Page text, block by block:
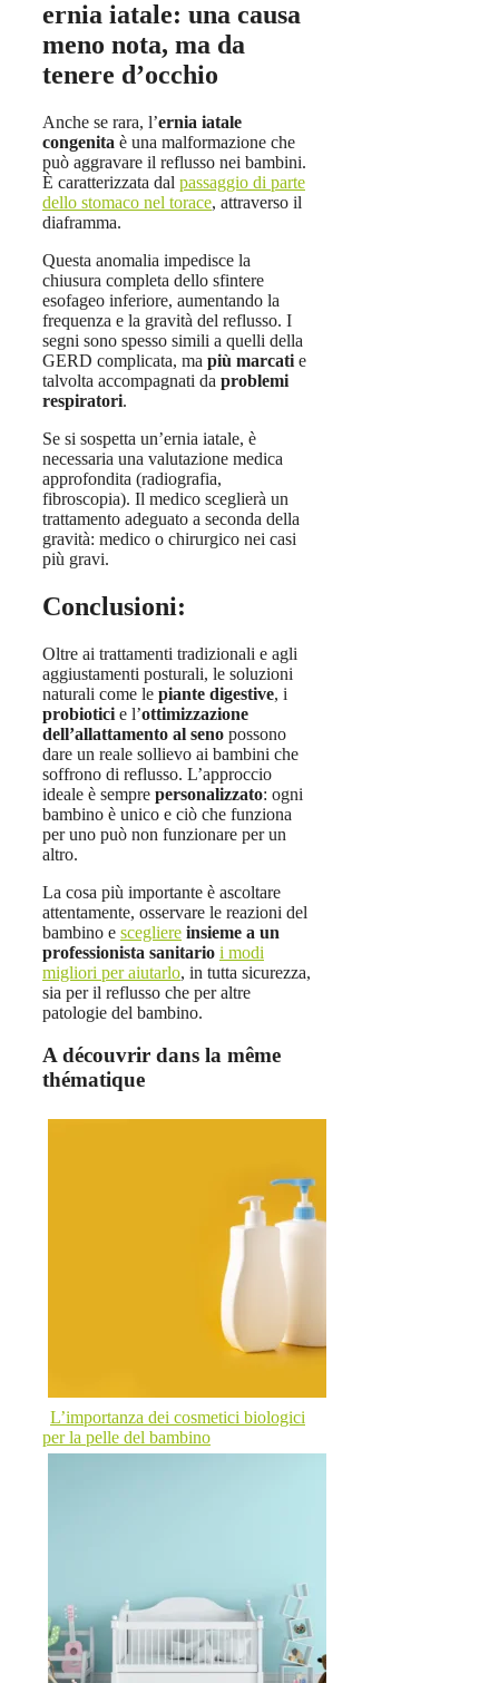
ernia iatale: una causa
meno nota, ma da
tenere d’occhio
Anche se rara, l’ernia iatale
congenita è una malformazione che
può aggravare il reflusso nei bambini.
È caratterizzata dal passaggio di parte
dello stomaco nel torace, attraverso il
diaframma.
Questa anomalia impedisce la
chiusura completa dello sfintere
esofageo inferiore, aumentando la
frequenza e la gravità del reflusso. I
segni sono spesso simili a quelli della
GERD complicata, ma più marcati e
talvolta accompagnati da problemi
respiratori.
Se si sospetta un’ernia iatale, è
necessaria una valutazione medica
approfondita (radiografia,
fibroscopia). Il medico sceglierà un
trattamento adeguato a seconda della
gravità: medico o chirurgico nei casi
più gravi.
Conclusioni:
Oltre ai trattamenti tradizionali e agli
aggiustamenti posturali, le soluzioni
naturali come le piante digestive, i
probiotici e l’ottimizzazione
dell’allattamento al seno possono
dare un reale sollievo ai bambini che
soffrono di reflusso. L’approccio
ideale è sempre personalizzato: ogni
bambino è unico e ciò che funziona
per uno può non funzionare per un
altro.
La cosa più importante è ascoltare
attentamente, osservare le reazioni del
bambino e scegliere insieme a un
professionista sanitario i modi
migliori per aiutarlo, in tutta sicurezza,
sia per il reflusso che per altre
patologie del bambino.
A découvrir dans la même
thématique
L’importanza dei cosmetici biologici
per la pelle del bambino